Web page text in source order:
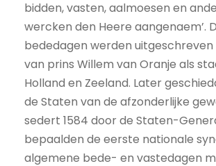
bidden, vasten, aalmoesen en
wercken den Heere aangenaem’.
bededagen werden uitgeschreven
van prins Willem van Oranje als
Holland en Zeeland. Later
de Staten van de afzonderlijke
sedert 1584 door de Staten-
bepaalden de eerste nationale
algemene bede- en vastedagen